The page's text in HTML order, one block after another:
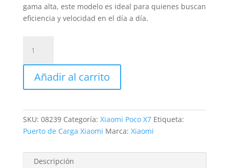
gama alta, este modelo es ideal para quienes buscan
eficiencia y velocidad en el día a día.
Puerto
de
Carga
Xiaomi
X7
cantidad
Añadir al carrito
SKU: 08239 Categoría: Xiaomi Poco X7 Etiqueta:
Puerto de Carga Xiaomi Marca: Xiaomi
Descripción